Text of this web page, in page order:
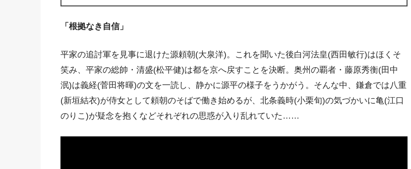
「根拠なき自信」
平家の追討軍を見事に退けた源頼朝(大泉洋)。これを聞いた後白河法皇(西田敏行)はほくそ
笑み、平家の総帥・清盛(松平健)は都を京へ戻すことを決断。奥州の覇者・藤原秀衡(田中
泯)は義経(菅田将暉)の文を一読し、静かに源平の様子をうかがう。そんな中、鎌倉では八重
(新垣結衣)が侍女として頼朝のそばで働き始めるが、北条義時(小栗旬)の気づかいに亀(江口
のりこ)が疑念を抱くなどそれぞれの思惑が入り乱れていた……